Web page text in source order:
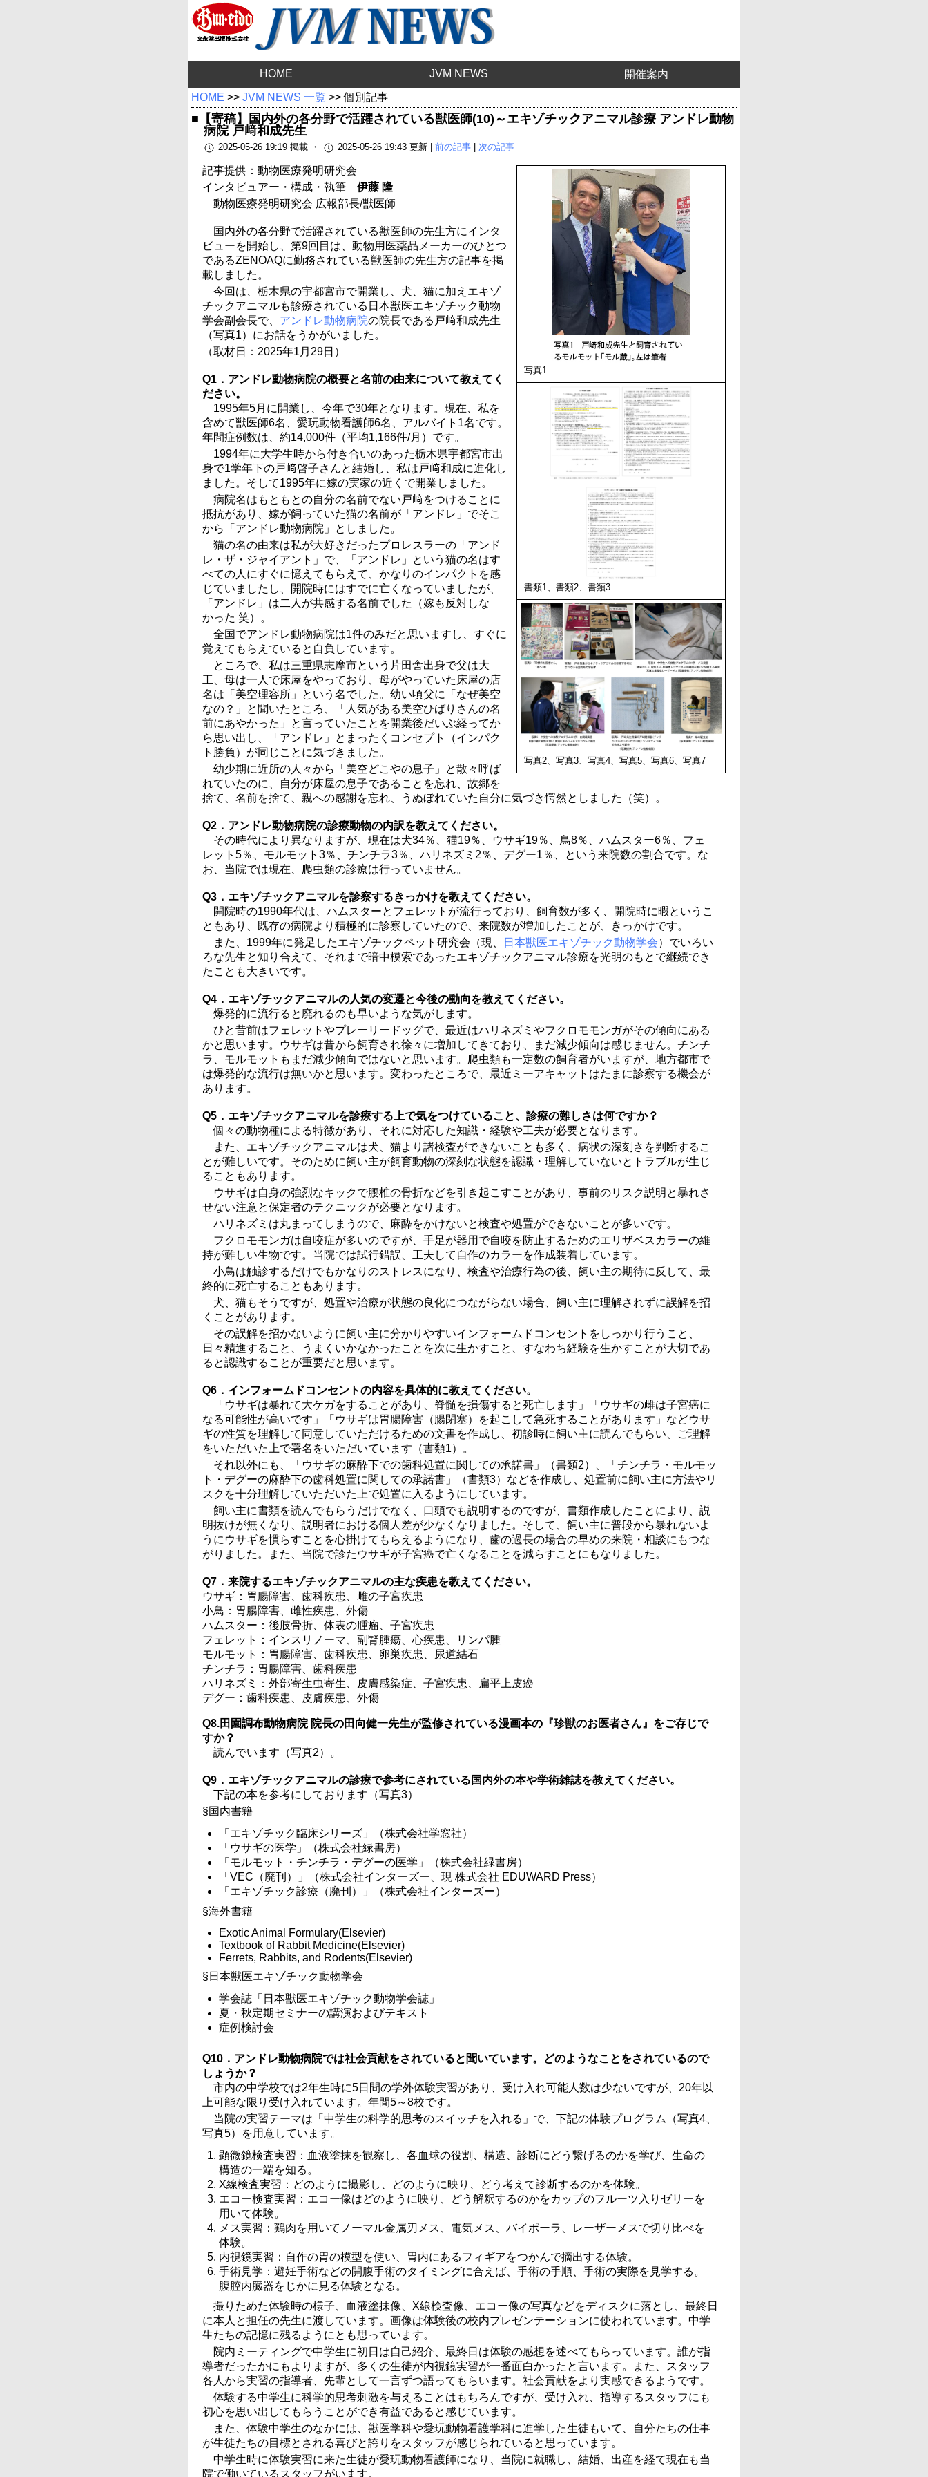
HOME JVM NEWS
開催案内
HOME >> JVM NEWS 一覧 >> 個別記事
■【寄稿】国内外の各分野で活躍されている獣医師(10)～エキゾチックアニマル診療 アンドレ動物
病院 戸﨑和成先生
2025-05-26 19:19 掲載 ・ 2025-05-26 19:43 更新 | 前の記事| 次の記事
写真1
書類1、書類2、書類3
写真2、写真3、写真4、写真5、写真6、写真7
記事提供：動物医療発明研究会
インタビュアー・構成・執筆 伊藤 隆
動物医療発明研究会 広報部長/獣医師
国内外の各分野で活躍されている獣医師の先生方にインタ
ビューを開始し、第9回目は、動物用医薬品メーカーのひとつ
であるZENOAQに勤務されている獣医師の先生方の記事を掲
載しました。
今回は、栃木県の宇都宮市で開業し、犬、猫に加えエキゾ
チックアニマルも診療されている日本獣医エキゾチック動物
学会副会長で、 アンドレ動物病院の院長である戸﨑和成先生
（写真1）にお話をうかがいました。
（取材日：2025年1月29日）
Q1．アンドレ動物病院の概要と名前の由来について教えてく
ださい。
1995年5月に開業し、今年で30年となります。現在、私を
含めて獣医師6名、愛玩動物看護師6名、アルバイト1名です。
年間症例数は、約14,000件（平均1,166件/月）です。
1994年に大学生時から付き合いのあった栃木県宇都宮市出
身で1学年下の戸﨑啓子さんと結婚し、私は戸﨑和成に進化し
ました。そして1995年に嫁の実家の近くで開業しました。
病院名はもともとの自分の名前でない戸﨑をつけることに
抵抗があり、嫁が飼っていた猫の名前が「アンドレ」でそこ
から「アンドレ動物病院」としました。
猫の名の由来は私が大好きだったプロレスラーの「アンド
レ・ザ・ジャイアント」で、「アンドレ」という猫の名はす
べての人にすぐに憶えてもらえて、かなりのインパクトを感
じていましたし、開院時にはすでに亡くなっていましたが、
「アンドレ」は二人が共感する名前でした（嫁も反対しな
かった 笑）。
全国でアンドレ動物病院は1件のみだと思いますし、すぐに
覚えてもらえていると自負しています。
ところで、私は三重県志摩市という片田舎出身で父は大
工、母は一人で床屋をやっており、母がやっていた床屋の店
名は「美空理容所」という名でした。幼い頃父に「なぜ美空
なの？」と聞いたところ、「人気がある美空ひばりさんの名
前にあやかった」と言っていたことを開業後だいぶ経ってか
ら思い出し、「アンドレ」とまったくコンセプト（インパク
ト勝負）が同じことに気づきました。
幼少期に近所の人々から「美空どこやの息子」と散々呼ば
れていたのに、自分が床屋の息子であることを忘れ、故郷を
捨て、名前を捨て、親への感謝を忘れ、うぬぼれていた自分に気づき愕然としました（笑）。
Q2．アンドレ動物病院の診療動物の内訳を教えてください。
その時代により異なりますが、現在は犬34％、猫19％、ウサギ19％、鳥8％、ハムスター6％、フェ
レット5％、モルモット3％、チンチラ3％、ハリネズミ2％、デグー1％、という来院数の割合です。な
お、当院では現在、爬虫類の診療は行っていません。
Q3．エキゾチックアニマルを診察するきっかけを教えてください。
開院時の1990年代は、ハムスターとフェレットが流行っており、飼育数が多く、開院時に暇というこ
ともあり、既存の病院より積極的に診察していたので、来院数が増加したことが、きっかけです。
また、1999年に発足したエキゾチックペット研究会（現、
日本獣医エキゾチック動物学会）でいろい
ろな先生と知り合えて、それまで暗中模索であったエキゾチックアニマル診療を光明のもとで継続でき
たことも大きいです。
Q4．エキゾチックアニマルの人気の変遷と今後の動向を教えてください。
爆発的に流行ると廃れるのも早いような気がします。
ひと昔前はフェレットやプレーリードッグで、最近はハリネズミやフクロモモンガがその傾向にある
かと思います。ウサギは昔から飼育され徐々に増加してきており、まだ減少傾向は感じません。チンチ
ラ、モルモットもまだ減少傾向ではないと思います。爬虫類も一定数の飼育者がいますが、地方都市で
は爆発的な流行は無いかと思います。変わったところで、最近ミーアキャットはたまに診察する機会が
あります。
Q5．エキゾチックアニマルを診療する上で気をつけていること、診療の難しさは何ですか？
個々の動物種による特徴があり、それに対応した知識・経験や工夫が必要となります。
また、エキゾチックアニマルは犬、猫より諸検査ができないことも多く、病状の深刻さを判断するこ
とが難しいです。そのために飼い主が飼育動物の深刻な状態を認識・理解していないとトラブルが生じ
ることもあります。
ウサギは自身の強烈なキックで腰椎の骨折などを引き起こすことがあり、事前のリスク説明と暴れさ
せない注意と保定者のテクニックが必要となります。
ハリネズミは丸まってしまうので、麻酔をかけないと検査や処置ができないことが多いです。
フクロモモンガは自咬症が多いのですが、手足が器用で自咬を防止するためのエリザベスカラーの維
持が難しい生物です。当院では試行錯誤、工夫して自作のカラーを作成装着しています。
小鳥は触診するだけでもかなりのストレスになり、検査や治療行為の後、飼い主の期待に反して、最
終的に死亡することもあります。
犬、猫もそうですが、処置や治療が状態の良化につながらない場合、飼い主に理解されずに誤解を招
くことがあります。
その誤解を招かないように飼い主に分かりやすいインフォームドコンセントをしっかり行うこと、
日々精進すること、うまくいかなかったことを次に生かすこと、すなわち経験を生かすことが大切であ
ると認識することが重要だと思います。
Q6．インフォームドコンセントの内容を具体的に教えてください。
「ウサギは暴れて大ケガをすることがあり、脊髄を損傷すると死亡します」「ウサギの雌は子宮癌に
なる可能性が高いです」「ウサギは胃腸障害（腸閉塞）を起こして急死することがあります」などウサ
ギの性質を理解して同意していただけるための文書を作成し、初診時に飼い主に読んでもらい、ご理解
をいただいた上で署名をいただいています（書類1）。
それ以外にも、「ウサギの麻酔下での歯科処置に関しての承諾書」（書類2）、「チンチラ・モルモッ
ト・デグーの麻酔下の歯科処置に関しての承諾書」（書類3）などを作成し、処置前に飼い主に方法やリ
スクを十分理解していただいた上で処置に入るようにしています。
飼い主に書類を読んでもらうだけでなく、口頭でも説明するのですが、書類作成したことにより、説
明抜けが無くなり、説明者における個人差が少なくなりました。そして、飼い主に普段から暴れないよ
うにウサギを慣らすことを心掛けてもらえるようになり、歯の過長の場合の早めの来院・相談にもつな
がりました。また、当院で診たウサギが子宮癌で亡くなることを減らすことにもなりました。
Q7．来院するエキゾチックアニマルの主な疾患を教えてください。
ウサギ：胃腸障害、歯科疾患、雌の子宮疾患
小鳥：胃腸障害、雌性疾患、外傷
ハムスター：後肢骨折、体表の腫瘤、子宮疾患
フェレット：インスリノーマ、副腎腫瘍、心疾患、リンパ腫
モルモット：胃腸障害、歯科疾患、卵巣疾患、尿道結石
チンチラ：胃腸障害、歯科疾患
ハリネズミ：外部寄生虫寄生、皮膚感染症、子宮疾患、扁平上皮癌
デグー：歯科疾患、皮膚疾患、外傷
Q8.田園調布動物病院 院長の田向健一先生が監修されている漫画本の『珍獣のお医者さん』をご存じで
すか？
読んでいます（写真2）。
Q9．エキゾチックアニマルの診療で参考にされている国内外の本や学術雑誌を教えてください。
下記の本を参考にしております（写真3）
§国内書籍
「エキゾチック臨床シリーズ」（株式会社学窓社）
「ウサギの医学」（株式会社緑書房）
「モルモット・チンチラ・デグーの医学」（株式会社緑書房）
「VEC（廃刊）」（株式会社インターズー、現 株式会社 EDUWARD Press）
「エキゾチック診療（廃刊）」（株式会社インターズー）
§海外書籍
Exotic Animal Formulary(Elsevier)
Textbook of Rabbit Medicine(Elsevier)
Ferrets, Rabbits, and Rodents(Elsevier)
§日本獣医エキゾチック動物学会
学会誌「日本獣医エキゾチック動物学会誌」
夏・秋定期セミナーの講演およびテキスト
症例検討会
Q10．アンドレ動物病院では社会貢献をされていると聞いています。どのようなことをされているので
しょうか？
市内の中学校では2年生時に5日間の学外体験実習があり、受け入れ可能人数は少ないですが、20年以
上可能な限り受け入れています。年間5～8校です。
当院の実習テーマは「中学生の科学的思考のスイッチを入れる」で、下記の体験プログラム（写真4、
写真5）を用意しています。
顕微鏡検査実習：血液塗抹を観察し、各血球の役割、構造、診断にどう繋げるのかを学び、生命の
構造の一端を知る。
X線検査実習：どのように撮影し、どのように映り、どう考えて診断するのかを体験。
エコー検査実習：エコー像はどのように映り、どう解釈するのかをカップのフルーツ入りゼリーを
用いて体験。
メス実習：鶏肉を用いてノーマル金属刃メス、電気メス、バイポーラ、レーザーメスで切り比べを
体験。
内視鏡実習：自作の胃の模型を使い、胃内にあるフィギアをつかんで摘出する体験。
手術見学：避妊手術などの開腹手術のタイミングに合えば、手術の手順、手術の実際を見学する。
腹腔内臓器をじかに見る体験となる。
撮りためた体験時の様子、血液塗抹像、X線検査像、エコー像の写真などをディスクに落とし、最終日
に本人と担任の先生に渡しています。画像は体験後の校内プレゼンテーションに使われています。中学
生たちの記憶に残るようにとも思っています。
院内ミーティングで中学生に初日は自己紹介、最終日は体験の感想を述べてもらっています。誰が指
導者だったかにもよりますが、多くの生徒が内視鏡実習が一番面白かったと言います。また、スタッフ
各人から実習の指導者、先輩として一言ずつ語ってもらいます。社会貢献をより実感できるようです。
体験する中学生に科学的思考刺激を与えることはもちろんですが、受け入れ、指導するスタッフにも
初心を思い出してもらうことができ有益であると感じています。
また、体験中学生のなかには、獣医学科や愛玩動物看護学科に進学した生徒もいて、自分たちの仕事
が生徒たちの目標とされる喜びと誇りをスタッフが感じられていると思っています。
中学生時に体験実習に来た生徒が愛玩動物看護師になり、当院に就職し、結婚、出産を経て現在も当
院で働いているスタッフがいます。